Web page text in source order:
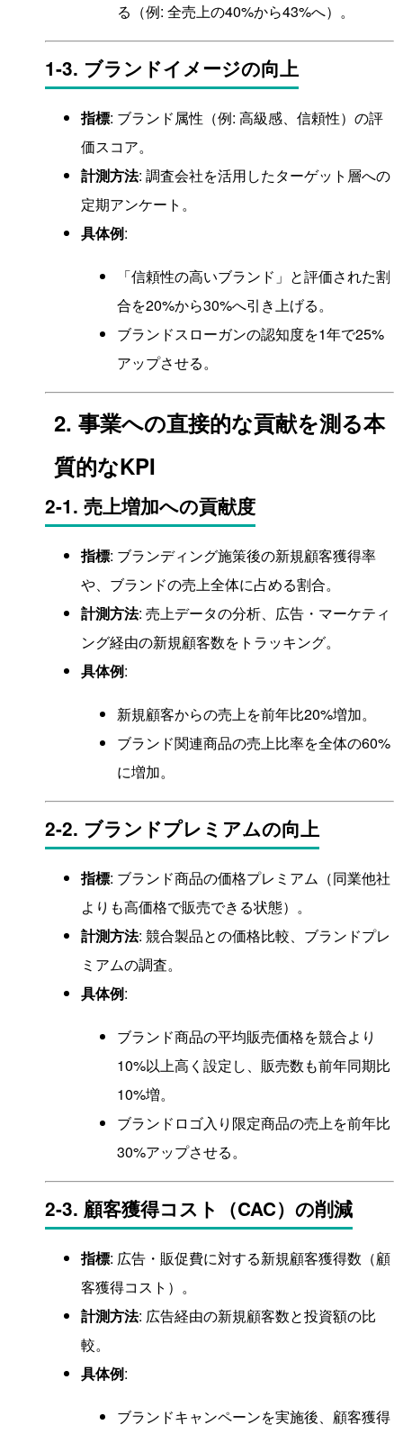
る（例: 全売上の40%から43%へ）。
1-3. ブランドイメージの向上
指標: ブランド属性（例: 高級感、信頼性）の評
価スコア。
計測方法: 調査会社を活用したターゲット層への
定期アンケート。
具体例:
「信頼性の高いブランド」と評価された割
合を20%から30%へ引き上げる。
ブランドスローガンの認知度を1年で25%
アップさせる。
2. 事業への直接的な貢献を測る本
質的なKPI
2-1. 売上増加への貢献度
指標: ブランディング施策後の新規顧客獲得率
や、ブランドの売上全体に占める割合。
計測方法: 売上データの分析、広告・マーケティ
ング経由の新規顧客数をトラッキング。
具体例:
新規顧客からの売上を前年比20%増加。
ブランド関連商品の売上比率を全体の60%
に増加。
2-2. ブランドプレミアムの向上
指標: ブランド商品の価格プレミアム（同業他社
よりも高価格で販売できる状態）。
計測方法: 競合製品との価格比較、ブランドプレ
ミアムの調査。
具体例:
ブランド商品の平均販売価格を競合より
10%以上高く設定し、販売数も前年同期比
10%増。
ブランドロゴ入り限定商品の売上を前年比
30%アップさせる。
2-3. 顧客獲得コスト（CAC）の削減
指標: 広告・販促費に対する新規顧客獲得数（顧
客獲得コスト）。
計測方法: 広告経由の新規顧客数と投資額の比
較。
具体例:
ブランドキャンペーンを実施後、顧客獲得